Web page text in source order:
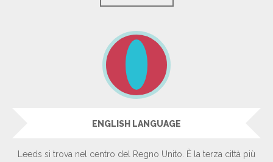
ENGLISH LANGUAGE
Leeds si trova nel centro del Regno Unito. È la terza città più